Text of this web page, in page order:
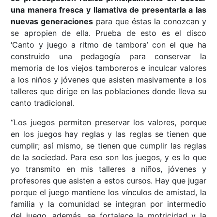
una manera fresca y llamativa de presentarla a las
nuevas generaciones para que éstas la conozcan y
se apropien de ella. Prueba de esto es el disco
‘Canto y juego a ritmo de tambora’ con el que ha
construido una pedagogía para conservar la
memoria de los viejos tamboreros e inculcar valores
a los niños y jóvenes que asisten masivamente a los
talleres que dirige en las poblaciones donde lleva su
canto tradicional.
“Los juegos permiten preservar los valores, porque
en los juegos hay reglas y las reglas se tienen que
cumplir; así mismo, se tienen que cumplir las reglas
de la sociedad. Para eso son los juegos, y es lo que
yo transmito en mis talleres a niños, jóvenes y
profesores que asisten a estos cursos. Hay que jugar
porque el juego mantiene los vínculos de amistad, la
familia y la comunidad se integran por intermedio